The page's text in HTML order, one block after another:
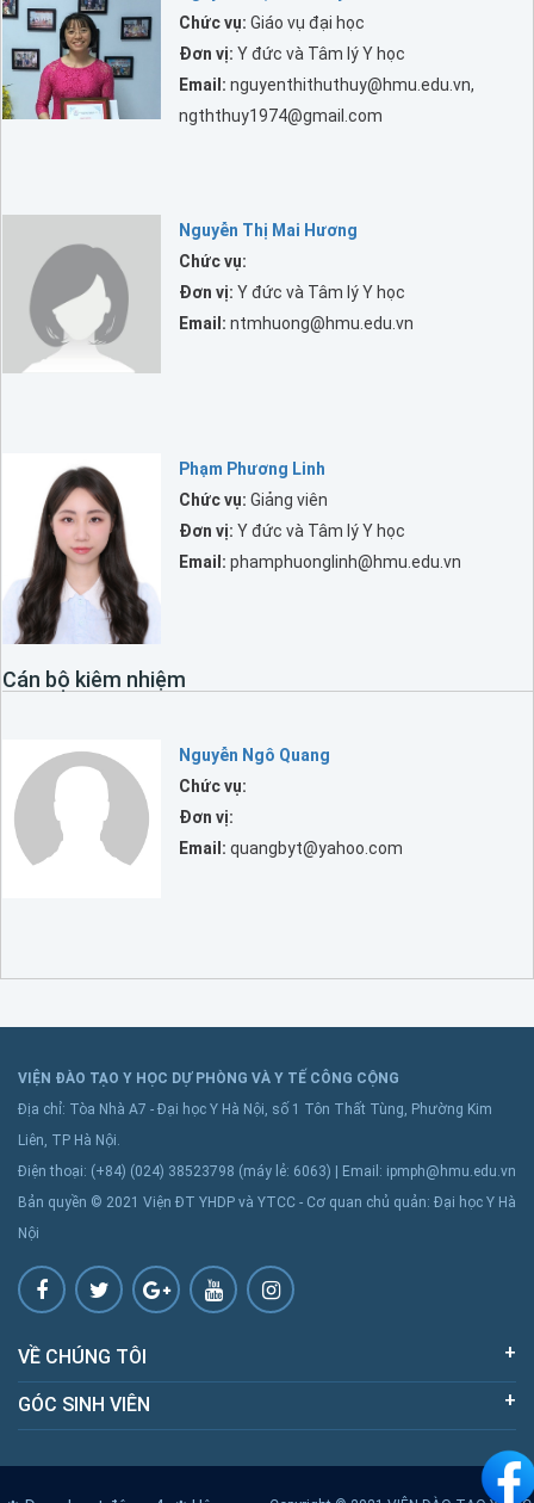
Chức vụ: Giáo vụ đại học
Đơn vị: Y đức và Tâm lý Y học
Email: nguyenthithuthuy@hmu.edu.vn,
ngththuy1974@gmail.com
Nguyễn Thị Mai Hương
Chức vụ:
Đơn vị: Y đức và Tâm lý Y học
Email: ntmhuong@hmu.edu.vn
Phạm Phương Linh
Chức vụ: Giảng viên
Đơn vị: Y đức và Tâm lý Y học
Email: phamphuonglinh@hmu.edu.vn
Cán bộ kiêm nhiệm
Nguyễn Ngô Quang
Chức vụ:
Đơn vị:
Email: quangbyt@yahoo.com
VIỆN ĐÀO TẠO Y HỌC DỰ PHÒNG VÀ Y TẾ CÔNG CỘNG
Địa chỉ: Tòa Nhà A7 - Đại học Y Hà Nội, số 1 Tôn Thất Tùng, Phường Kim
Liên, TP Hà Nội.
Điện thoại: (+84) (024) 38523798 (máy lẻ: 6063) | Email: ipmph@hmu.edu.vn
Bản quyền © 2021 Viện ĐT YHDP và YTCC - Cơ quan chủ quản: Đại học Y Hà
Nội
VỀ CHÚNG TÔI
GÓC SINH VIÊN